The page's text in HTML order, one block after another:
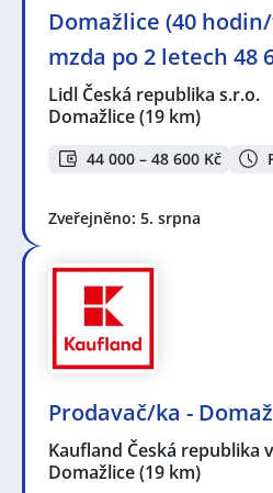
Domažlice (40
mzda po 2 letech 48
Lidl Česká republika s.r.o.
Domažlice(19 km)
44 000 – 48 600 Kč
Zveřejněno: 5. srpna
Prodavač/ka -
Kaufland Česká republika
Domažlice(19 km)